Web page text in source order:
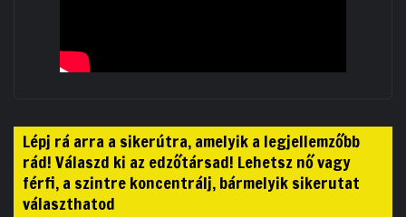
Lépj rá arra a sikerútra, amelyik a legjellemzőbb
rád! Válaszd ki az edzőtársad! Lehetsz nő vagy
férfi, a szintre koncentrálj, bármelyik sikerutat
választhatod